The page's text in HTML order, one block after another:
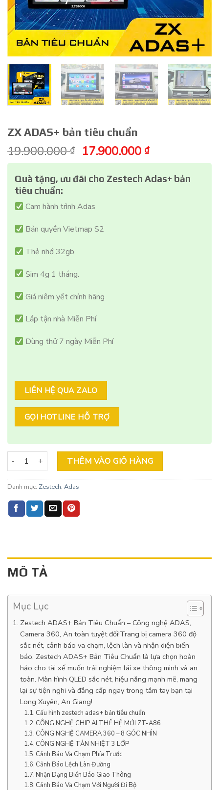
ZX ADAS+ bản tiêu chuẩn
19.900.000₫ Giá
gốc
là:
19.900.000 ₫.
17.900.000 ₫Giá
hiện
tại
là:
Quà tặng, ưu đãi cho Zestech Adas+ bản
tiêu chuẩn:
Cam hành trình Adas
Bản quyền Vietmap S2
Thẻ nhớ 32gb
Sim 4g 1 tháng.
Giá niêm yết chính hãng
Lắp tận nhà Miễn Phí
Dùng thử 7 ngày Miễn Phí
LIÊN HỆ QUA ZALO
GỌI HOTLINE HỖ TRỢ
ZX ADAS+ bản tiêu chuẩn số lượng
THÊM VÀO GIỎ HÀNG
Danh mục: Zestech, Adas
MÔ TẢ
Mục Lục
Zestech ADAS+ Bản Tiêu Chuẩn – Công nghệ ADAS,
Camera 360, An toàn tuyệt đối!Trang bị camera 360 độ
sắc nét, cảnh báo va chạm, lệch làn và nhận diện biển
báo, Zestech ADAS+ Bản Tiêu Chuẩn là lựa chọn hoàn
hảo cho tài xế muốn trải nghiệm lái xe thông minh và an
toàn. Màn hình QLED sắc nét, hiệu năng mạnh mẽ, mang
lại sự tiện nghi và đẳng cấp ngay trong tầm tay bạn tại
Long Xuyên, An Giang!
Cấu hình zestech adas+ bản tiêu chuẩn
CÔNG NGHỆ CHIP AI THẾ HỆ MỚI ZT-A86
CÔNG NGHỆ CAMERA 360 – 8 GÓC NHÌN
CÔNG NGHỆ TẢN NHIỆT 3 LỚP
Cảnh Báo Va Chạm Phía Trước
Cảnh Báo Lệch Làn Đường
Nhận Dạng Biển Báo Giao Thông
Cảnh Báo Va Chạm Với Người Đi Bộ